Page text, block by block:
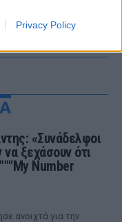
Privacy Policy
«Συνάδελφοι
ξεχάσουν ότι
Number
ανοιχτά για την